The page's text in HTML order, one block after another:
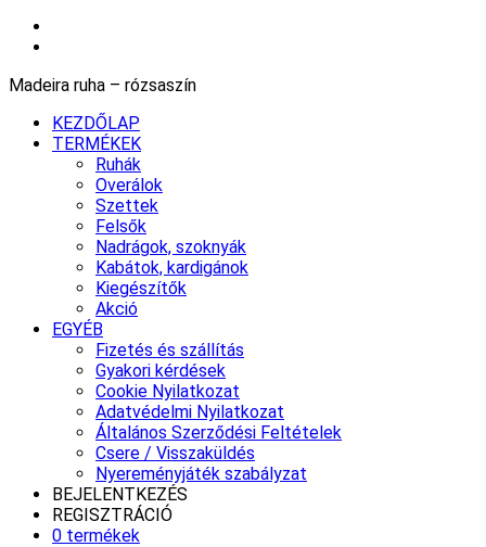
Madeira ruha – rózsaszín
KEZDŐLAP
TERMÉKEK
Ruhák
Overálok
Szettek
Felsők
Nadrágok, szoknyák
Kabátok, kardigánok
Kiegészítők
Akció
EGYÉB
Fizetés és szállítás
Gyakori kérdések
Cookie Nyilatkozat
Adatvédelmi Nyilatkozat
Általános Szerződési Feltételek
Csere / Visszaküldés
Nyereményjáték szabályzat
BEJELENTKEZÉS
REGISZTRÁCIÓ
0 termékek